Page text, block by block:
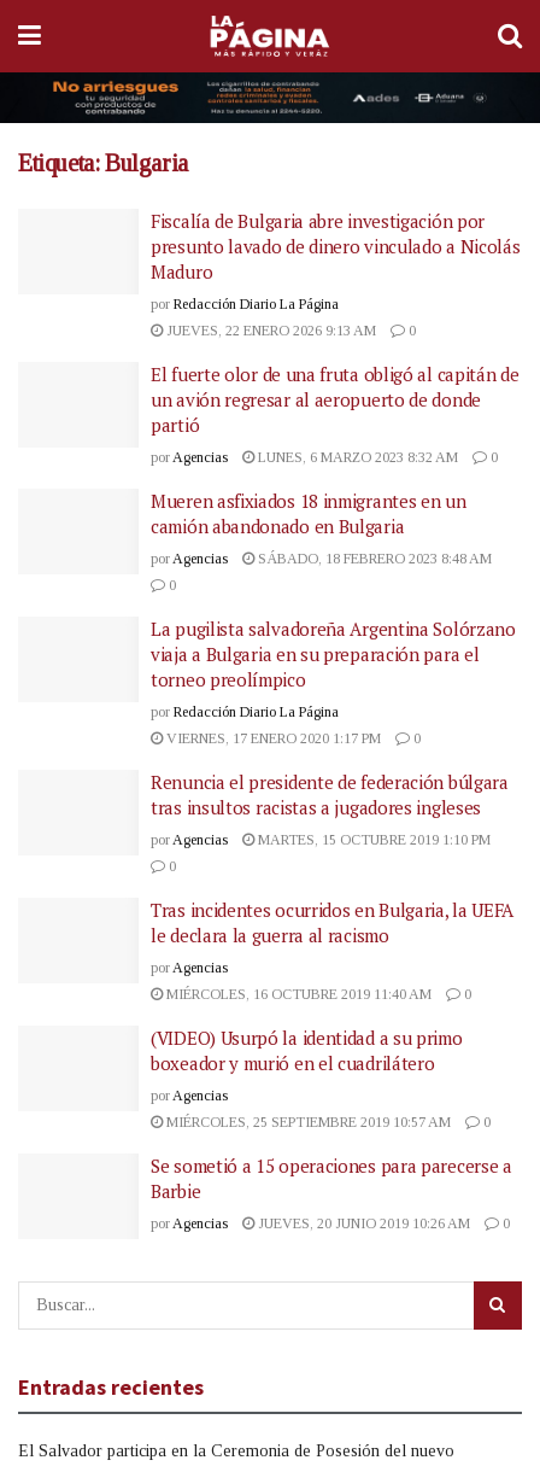
Etiqueta:Bulgaria
Fiscalía de Bulgaria abre investigación por
presunto lavado de dinero vinculado a Nicolás
Maduro
por Redacción Diario La Página
JUEVES, 22 ENERO 2026 9:13 AM
0
El fuerte olor de una fruta obligó al capitán de
un avión regresar al aeropuerto de donde
partió
por Agencias LUNES, 6 MARZO 2023 8:32 AM 0
Mueren asfixiados 18 inmigrantes en un
camión abandonado en Bulgaria
por Agencias
SÁBADO, 18 FEBRERO 2023 8:48 AM
0
La pugilista salvadoreña Argentina Solórzano
viaja a Bulgaria en su preparación para el
torneo preolímpico
por Redacción Diario La Página
VIERNES, 17 ENERO 2020 1:17 PM
0
Renuncia el presidente de federación búlgara
tras insultos racistas a jugadores ingleses
por Agencias
MARTES, 15 OCTUBRE 2019 1:10 PM
0
Tras incidentes ocurridos en Bulgaria, la UEFA
le declara la guerra al racismo
por Agencias
MIÉRCOLES, 16 OCTUBRE 2019 11:40 AM
0
(VIDEO) Usurpó la identidad a su primo
boxeador y murió en el cuadrilátero
por Agencias
MIÉRCOLES, 25 SEPTIEMBRE 2019 10:57 AM
0
Se sometió a 15 operaciones para parecerse a
Barbie
por Agencias JUEVES, 20 JUNIO 2019 10:26 AM 0
Entradas recientes
El Salvador participa en la Ceremonia de Posesión del nuevo